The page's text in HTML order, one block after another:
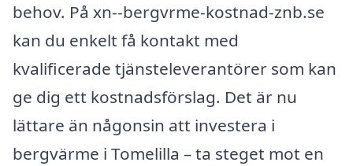
behov. På xn--bergvrme-kostnad-znb.se
kan du enkelt få kontakt med
kvalificerade tjänsteleverantörer som kan
ge dig ett kostnadsförslag. Det är nu
lättare än någonsin att investera i
bergvärme i Tomelilla – ta steget mot en